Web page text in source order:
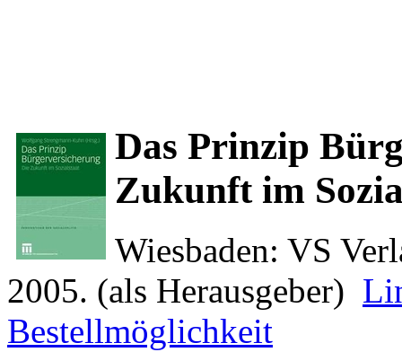
Das Prinzip
Zukunft im
Wiesbaden: VS
2005. (als Herausgeber)
Bestellmöglichkeit